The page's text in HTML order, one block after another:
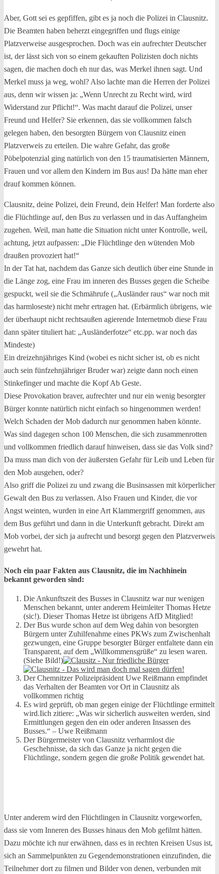
Aber, Gott sei es gepfiffen, gibt es ja noch die Polizei in Clausnitz.
Die Beamten haben beherzt eingegriffen und flugs einige
Platzverweise ausgesprochen. Doch was ein aufrechter Deutscher
ist, der lässt sich von so einem gekauften Polizisten doch nichts
sagen, die machen doch eh nur das, was Merkel ihnen sagt. Und
Merkel muss ja weg, wohl? Also lachte man die Herren der Polizei
aus, denn wir wissen ja: „Wenn Unrecht zu Recht wird, wird
Widerstand zur Pflicht!“. Was macht darauf die Polizei, unser
Freund und Helfer? Sie erkennen, das sie vollkommen falsch
gelegen haben, den besorgten Bürgern von Clausnitz einen
Platzverweis zu erteilen. Die wahre Gefahr, das große
Pöbelpotenzial ging natürlich von den 15 traumatisierten Männern,
Frauen und vor allem den Kindern im Bus aus! Da hätte man eher
drauf kommen können.
Clausnitz, deine Polizei, dein Freund, dein Helfer! Man forderte also
die Flüchtlinge auf, den Bus zu verlassen und in das Auffangheim
zugehen. Weil, man hatte die Situation nicht unter Kontrolle, weil,
achtung, jetzt aufpassen: „Die Flüchtlinge den wütenden Mob
draußen provoziert hat!“
In der Tat hat, nachdem das Ganze sich deutlich über eine Stunde in
die Länge zog, eine Frau im inneren des Busses gegen die Scheibe
gespuckt, weil sie die Schmährufe („Ausländer raus“ war noch mit
das harmloseste) nicht mehr ertragen hat. (Erbärmlich übrigens, wie
der überhaupt nicht rechtsaußen agierende Internetmob diese Frau
dann später tituliert hat: „Ausländerfotze“ etc.pp. war noch das
Mindeste)
Ein dreizehnjähriges Kind (wobei es nicht sicher ist, ob es nicht
auch sein fünfzehnjähriger Bruder war) zeigte dann noch einen
Stinkefinger und machte die Kopf Ab Geste.
Diese Provokation braver, aufrechter und nur ein wenig besorgter
Bürger konnte natürlich nicht einfach so hingenommen werden!
Welch Schaden der Mob dadurch nur genommen haben könnte.
Was sind dagegen schon 100 Menschen, die sich zusammenrotten
und vollkommen friedlich darauf hinweisen, dass sie das Volk sind?
Da muss man dich von der äußersten Gefahr für Leib und Leben für
den Mob ausgehen, oder?
Also griff die Polizei zu und zwang die Businsassen mit körperlicher
Gewalt den Bus zu verlassen. Also Frauen und Kinder, die vor
Angst weinten, wurden in eine Art Klammergriff genommen, aus
dem Bus geführt und dann in die Unterkunft gebracht. Direkt am
Mob vorbei, der sich ja aufrecht und besorgt gegen den Platzverweis
gewehrt hat.
Noch ein paar Fakten aus Clausnitz, die im Nachhinein
bekannt geworden sind:
Die Ankunftszeit des Busses in Clausnitz war nur wenigen
Menschen bekannt, unter anderem Heimleiter Thomas Hetze
(sic!). Dieser Thomas Hetze ist übrigens AfD Mitglied!
Der Bus wurde schon auf dem Weg dahin von besorgten
Bürgern unter Zuhilfenahme eines PKWs zum Zwischenhalt
gezwungen, eine Gruppe besorgter Bürger entfaltete dann ein
Transparent, auf dem „Willkommensgrüße“ zu lesen waren.
(Siehe Bild!)
Der Chemnitzer Polizeipräsident Uwe Reißmann empfindet
das Verhalten der Beamten vor Ort in Clausnitz als
vollkommen richtig
Es wird geprüft, ob man gegen einige der Flüchtlinge ermittelt
wird.Iich zitiere: „Was wir sicherlich ausweiten werden, sind
Ermittlungen gegen den ein oder anderen Insassen des
Busses.“ – Uwe Reißmann
Der Bürgermeister von Clausnitz verharmlost die
Geschehnisse, da sich das Ganze ja nicht gegen die
Flüchtlinge, sondern gegen die große Politik gewendet hat.
Unter anderem wird den Flüchtlingen in Clausnitz vorgeworfen,
dass sie vom Inneren des Busses hinaus den Mob gefilmt hätten.
Dazu möchte ich nur erwähnen, dass es in rechten Kreisen Usus ist,
sich an Sammelpunkten zu Gegendemonstrationen einzufinden, die
Teilnehmer dort zu filmen und Bilder von denen, verbunden mit